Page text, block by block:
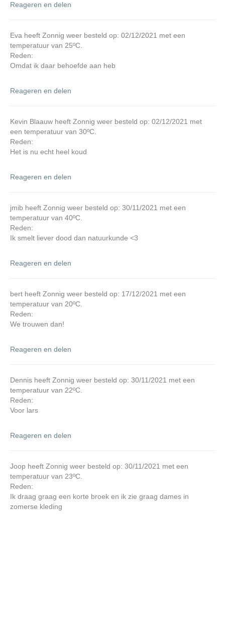
Reageren en delen
Eva heeft Zonnig weer besteld op: 02/12/2021 met een
temperatuur van 25ºC.
Reden:
Omdat ik daar behoefde aan heb
Reageren en delen
Kevin Blaauw heeft Zonnig weer besteld op: 02/12/2021 met
een temperatuur van 30ºC.
Reden:
Het is nu echt heel koud
Reageren en delen
jmib heeft Zonnig weer besteld op: 30/11/2021 met een
temperatuur van 40ºC.
Reden:
Ik smelt liever dood dan natuurkunde <3
Reageren en delen
bert heeft Zonnig weer besteld op: 17/12/2021 met een
temperatuur van 20ºC.
Reden:
We trouwen dan!
Reageren en delen
Dennis heeft Zonnig weer besteld op: 30/11/2021 met een
temperatuur van 22ºC.
Reden:
Voor lars
Reageren en delen
Joop heeft Zonnig weer besteld op: 30/11/2021 met een
temperatuur van 23ºC.
Reden:
Ik draag graag een korte broek en ik zie graag dames in
zomerse kleding